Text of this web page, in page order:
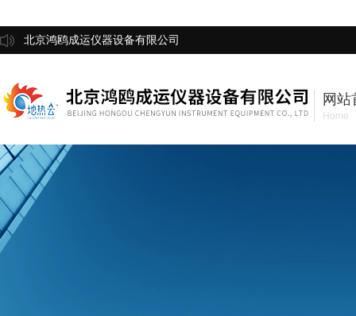
北京鸿鸥成运仪器设备有限公司
网站
Home